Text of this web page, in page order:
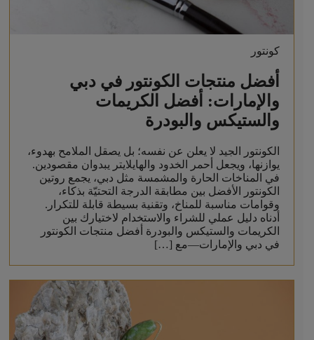
كونتور
أفضل منتجات الكونتور في دبي
والإمارات: أفضل الكريمات
والستيكس والبودرة
الكونتور الجيد لا يعلن عن نفسه؛ بل يصقل الملامح بهدوء،
يوازنها، ويجعل أحمر الخدود والهايلايتر يبدوان مقصودين.
في المناخات الحارة والمشمسة مثل دبي، يجمع روتين
الكونتور الأفضل بين مطابقة الدرجة التحتيّة بذكاء،
وقوامات مناسبة للمناخ، وتقنية بسيطة قابلة للتكرار.
أدناه دليل عملي للشراء والاستخدام لاختيارك بين
الكريمات والستيكس والبودرة أفضل منتجات الكونتور
في دبي والإمارات—مع […]